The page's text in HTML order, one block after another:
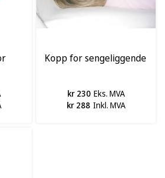
Kopp for sengeliggende
kr 230 Eks. MVA
kr 288 Inkl. MVA